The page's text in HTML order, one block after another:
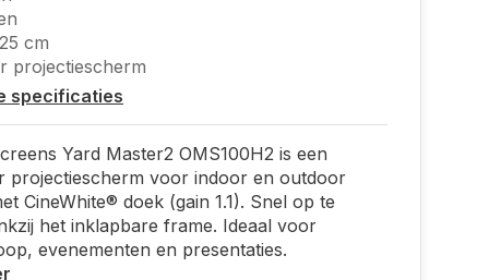
cm
projectiescherm
specificaties
Yard Master2 OMS100H2 is een
projectiescherm voor indoor en outdoor
CineWhite® doek (gain 1.1). Snel op te
het inklapbare frame. Ideaal voor
evenementen en presentaties.